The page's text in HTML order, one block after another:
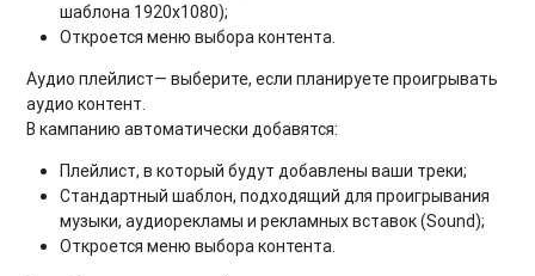
шаблона 1920х1080);
Откроется меню выбора контента.
Аудио плейлист— выберите, если планируете проигрывать
аудио контент.
В кампанию автоматически добавятся:
Плейлист, в который будут добавлены ваши треки;
Стандартный шаблон, подходящий для проигрывания
музыки, аудиорекламы и рекламных вставок (Sound);
Откроется меню выбора контента.